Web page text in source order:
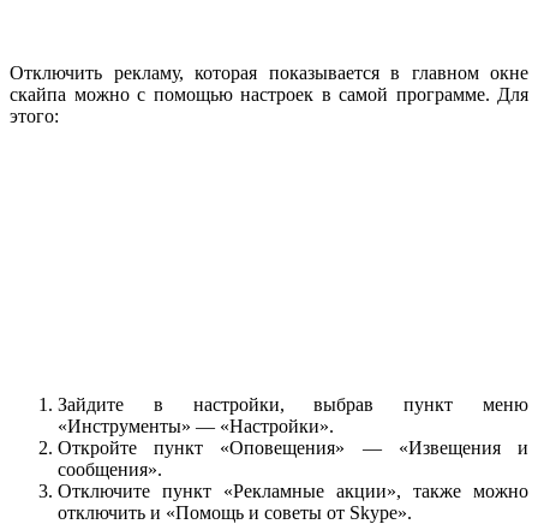
Отключить рекламу, которая показывается в главном окне
скайпа можно с помощью настроек в самой программе. Для
этого:
Зайдите в настройки, выбрав пункт меню
«Инструменты» — «Настройки».
Откройте пункт «Оповещения» — «Извещения и
сообщения».
Отключите пункт «Рекламные акции», также можно
отключить и «Помощь и советы от Skype».